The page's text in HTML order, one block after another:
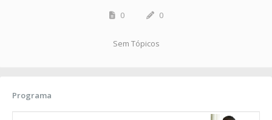
0 0
Sem Tópicos
Programa